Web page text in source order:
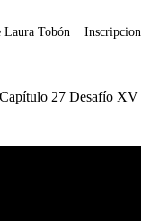
Laura Tobón
Capítulo 27 Desafío XV